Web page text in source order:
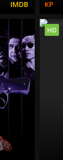
HD